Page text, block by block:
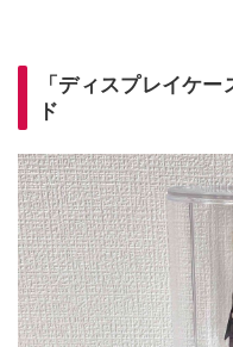
「ディスプレイケ
ド